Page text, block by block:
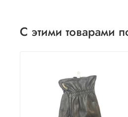
С этими товарами